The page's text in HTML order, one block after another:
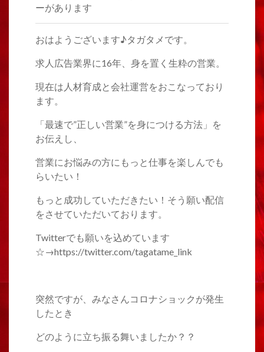
ーがあります
おはようございます♪タガタメです。
求人広告業界に16年、身を置く生粋の営業。
現在は人材育成と会社運営をおこなっており
ます。
「最速で”正しい営業”を身につける方法」を
お伝えし、
営業にお悩みの方にもっと仕事を楽しんでも
らいたい！
もっと成功していただきたい！そう願い配信
をさせていただいております。
Twitterでも願いを込めています
☆→https://twitter.com/tagatame_link
突然ですが、みなさんコロナショックが発生
したとき
どのように立ち振る舞いましたか？？